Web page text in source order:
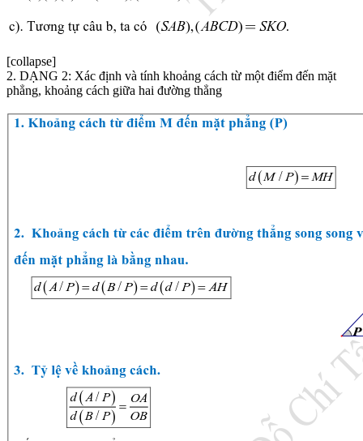
[collapse]
2. DẠNG 2: Xác định và tính khoảng cách từ một điểm đến mặt
phẳng, khoảng cách giữa hai đường thẳng